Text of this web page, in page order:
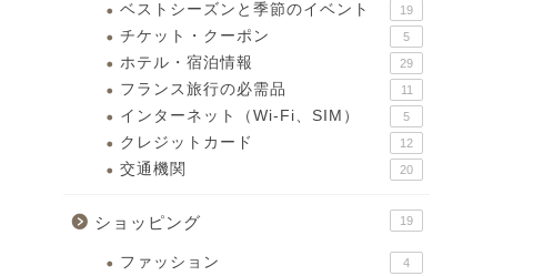
ベストシーズンと季節のイベント 19
チケット・クーポン 5
ホテル・宿泊情報 29
フランス旅行の必需品 11
インターネット（Wi-Fi、SIM） 5
クレジットカード 12
交通機関 20
ショッピング 19
ファッション 4